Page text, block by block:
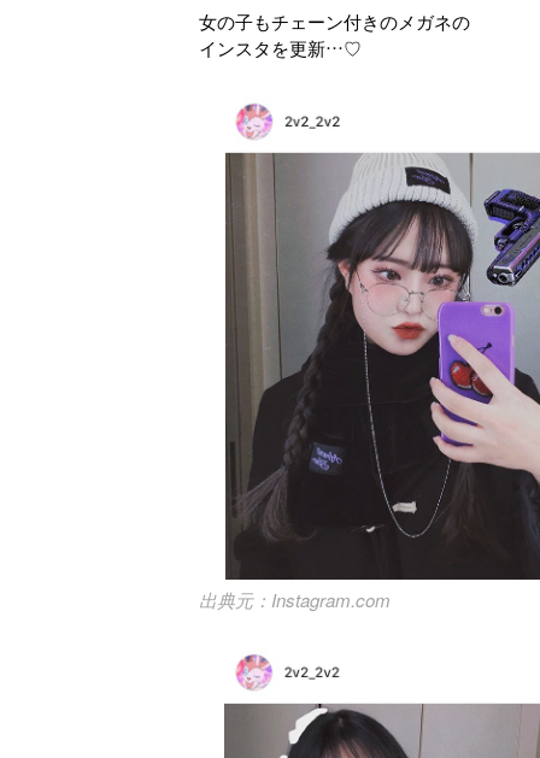
女の子もチェーン付きのメガネの
インスタを更新…♡
Instagram.com